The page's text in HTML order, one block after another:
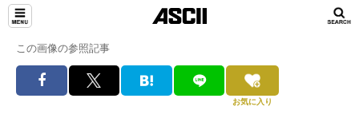
この画像の参照記事
お気に入り